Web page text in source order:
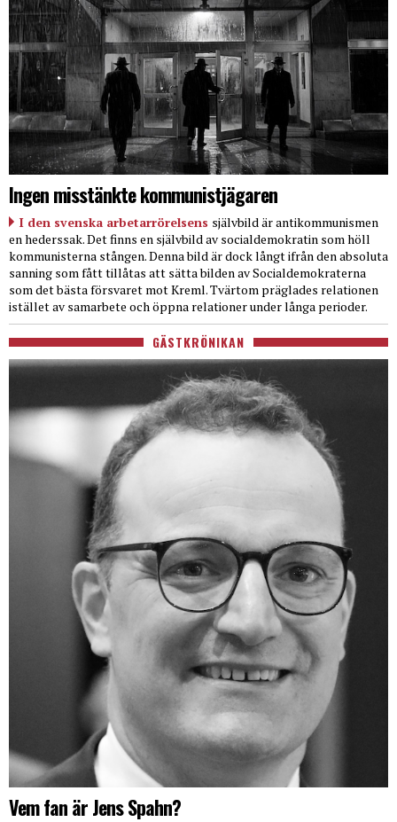
Ingen misstänkte kommunistjägaren
I den svenska arbetarrörelsens självbild är antikommunismen
en hederssak. Det finns en självbild av socialdemokratin som höll
kommunisterna stången. Denna bild är dock långt ifrån den absoluta
sanning som fått tillåtas att sätta bilden av Socialdemokraterna
som det bästa försvaret mot Kreml. Tvärtom präglades relationen
istället av samarbete och öppna relationer under långa perioder.
GÄSTKRÖNIKAN
Vem fan är Jens Spahn?